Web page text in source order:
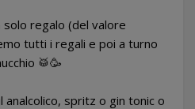
regalo (del valore
tutti i regali e poi a turno
🥁🥳
analcolico, spritz o gin tonic o